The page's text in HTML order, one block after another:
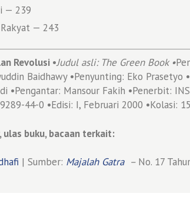
— 239
— 243
Revolusi •Judul asli: The Green Book •
Baidhawy •Penyunting: Eko Prasetyo
•Pengantar: Mansour Fakih •Penerbit:
44-0 •Edisi: I, Februari 2000 •Kolasi:
ulas buku, bacaan terkait:
| Sumber: Majalah Gatra– No. 17